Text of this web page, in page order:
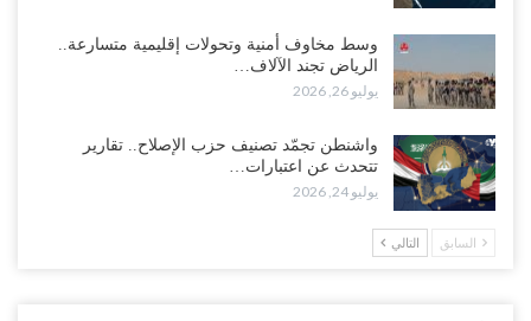
وسط مخاوف أمنية وتحولات إقليمية متسارعة..
الرياض تجند الآلاف…
يوليو 26, 2026
واشنطن تجمّد تصنيف حزب الإصلاح.. تقارير
تتحدث عن اعتبارات…
يوليو 24, 2026
السابق التالي